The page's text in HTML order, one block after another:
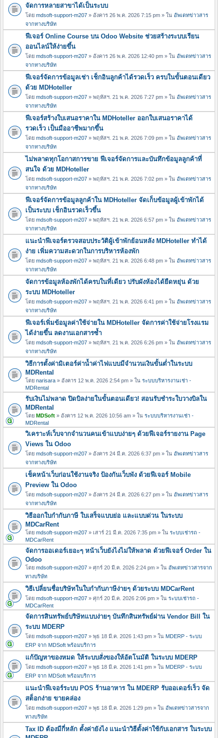
จัดการหลายสาขาได้เป็นระบบ
โดย mdsoft-support-m207 » อังคาร 26 พ.ค. 2026 7:15 pm » ใน อัพเดทข่าวสาร
จากทางบริษัท
ฟีเจอร์ Online Course บน Odoo Website ช่วยสร้างระบบเรียน
ออนไลน์ให้ง่ายขึ้น
โดย mdsoft-support-m207 » อังคาร 26 พ.ค. 2026 12:40 pm » ใน อัพเดทข่าวสาร
จากทางบริษัท
ฟีเจอร์จัดการข้อมูลเช่า เช็กอินลูกค้าได้รวดเร็ว ครบในขั้นตอนเดียว
ด้วย MDHoteller
โดย mdsoft-support-m207 » พฤหัสฯ. 21 พ.ค. 2026 7:27 pm » ใน อัพเดทข่าวสาร
จากทางบริษัท
ฟีเจอร์สร้างใบเสนอราคาใน MDHoteller ออกใบเสนอราคาได้
รวดเร็ว เป็นมืออาชีพมากขึ้น
โดย mdsoft-support-m207 » พฤหัสฯ. 21 พ.ค. 2026 7:09 pm » ใน อัพเดทข่าวสาร
จากทางบริษัท
ไม่พลาดทุกโอกาสการขาย ฟีเจอร์จัดการและบันทึกข้อมูลลูกค้าที่
สนใจ ด้วย MDHoteller
โดย mdsoft-support-m207 » พฤหัสฯ. 21 พ.ค. 2026 7:02 pm » ใน อัพเดทข่าวสาร
จากทางบริษัท
ฟีเจอร์จัดการข้อมูลลูกค้าใน MDHoteller จัดเก็บข้อมูลผู้เข้าพักได้
เป็นระบบ เช็กอินรวดเร็วขึ้น
โดย mdsoft-support-m207 » พฤหัสฯ. 21 พ.ค. 2026 6:57 pm » ใน อัพเดทข่าวสาร
จากทางบริษัท
แนะนำฟีเจอร์ตรวจสอบประวัติผู้เข้าพักย้อนหลัง MDHoteller ทำได้
ง่าย เพิ่มความสะดวกในการบริหารห้องพัก
โดย mdsoft-support-m207 » พฤหัสฯ. 21 พ.ค. 2026 6:48 pm » ใน อัพเดทข่าวสาร
จากทางบริษัท
จัดการข้อมูลห้องพักได้ครบในที่เดียว ปรับผังห้องได้ยืดหยุ่น ด้วย
ระบบ MDHoteller
โดย mdsoft-support-m207 » พฤหัสฯ. 21 พ.ค. 2026 6:41 pm » ใน อัพเดทข่าวสาร
จากทางบริษัท
ฟีเจอร์เพิ่มข้อมูลค่าใช้จ่ายใน MDHoteller จัดการค่าใช้จ่ายโรงแรม
ได้ง่ายขึ้น ลดงานเอกสารซ้ำ
โดย mdsoft-support-m207 » พฤหัสฯ. 21 พ.ค. 2026 6:26 pm » ใน อัพเดทข่าวสาร
จากทางบริษัท
วิธีการตั้งค่ามิเตอร์ค่าน้ำค่าไฟแบบมีจำนวนเงินขั้นต่ำในระบบ
MDRental
โดย narisara » อังคาร 12 พ.ค. 2026 2:54 pm » ใน ระบบบริหารงานเช่า -
MDRental
รับเงินไม่พลาด ปิดบิลง่ายในขั้นตอนเดียว! สอนรับชำระใบวางบิลใน
MDRental
โดย MDSoft » อังคาร 12 พ.ค. 2026 10:56 am » ใน ระบบบริหารงานเช่า -
MDRental
วิเคราะห์เว็บจากจำนวนคนเข้าแบบง่ายๆ ด้วยฟีเจอร์รายงาน Page
Views ใน Odoo
โดย mdsoft-support-m207 » อังคาร 24 มี.ค. 2026 6:37 pm » ใน อัพเดทข่าวสาร
จากทางบริษัท
เช็คหน้าเว็บก่อนใช้งานจริง ป้องกันเว็บพัง ด้วยฟีเจอร์ Mobile
Preview ใน Odoo
โดย mdsoft-support-m207 » อังคาร 24 มี.ค. 2026 6:27 pm » ใน อัพเดทข่าวสาร
จากทางบริษัท
วิธีออกใบกำกับภาษี ใบเสร็จแบบย่อ และแบบด่วน ในระบบ
MDCarRent
โดย mdsoft-support-m207 » เสาร์ 21 มี.ค. 2026 7:35 pm » ใน ระบบเช่ารถ -
MDCarRent
จัดการออเดอร์เยอะๆ หน้าเว็บยังไงไม่ให้พลาด ด้วยฟีเจอร์ Order ใน
Odoo
โดย mdsoft-support-m207 » ศุกร์ 20 มี.ค. 2026 2:24 pm » ใน อัพเดทข่าวสารจาก
ทางบริษัท
วิธีเปลี่ยนชื่อบริษัทในใบกำกับภาษีง่ายๆ ด้วยระบบ MDCarRent
โดย mdsoft-support-m207 » ศุกร์ 20 มี.ค. 2026 2:06 pm » ใน ระบบเช่ารถ -
MDCarRent
จัดการสินทรัพย์บริษัทแบบง่ายๆ บันทึกสินทรัพย์ผ่าน Vendor Bill ใน
ระบบ MDERP
โดย mdsoft-support-m207 » พุธ 18 มี.ค. 2026 1:43 pm » ใน MDERP - ระบบ
ERP จาก MDSoft พร้อมบริการ
แก้ปัญหาของหมด ให้ระบบสั่งของให้อัตโนมัติ ในระบบ MDERP
โดย mdsoft-support-m207 » พุธ 18 มี.ค. 2026 1:41 pm » ใน MDERP - ระบบ
ERP จาก MDSoft พร้อมบริการ
แนะนำฟีเจอร์ระบบ POS ร้านอาหาร ใน MDERP รับออเดอร์เร็ว จัด
สต็อกง่าย ขายคล่อง
โดย mdsoft-support-m207 » พุธ 18 มี.ค. 2026 1:29 pm » ใน อัพเดทข่าวสารจาก
ทางบริษัท
Tax ID ต้องมีกี่หลัก ตั้งค่ายังไง แนะนำวิธีตั้งค่าใช้กับเอกสาร ในระบบ